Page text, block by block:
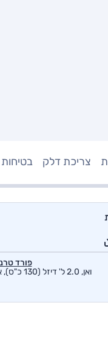
צריכת דלק בטיחות
פורד
ואן, 2.0 ל' דיזל (130 כ"ס), אוט', ארוך גבוה מסחרי סגור SE